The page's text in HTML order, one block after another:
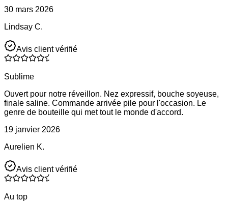
30 mars 2026
Lindsay C.
Avis client vérifié
Sublime
Ouvert pour notre réveillon. Nez expressif, bouche soyeuse,
finale saline. Commande arrivée pile pour l'occasion. Le
genre de bouteille qui met tout le monde d'accord.
19 janvier 2026
Aurelien K.
Avis client vérifié
Au top